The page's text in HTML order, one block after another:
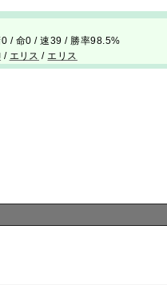
/ 命0 / 速39 / 勝率98.5%
/ エリス / エリス